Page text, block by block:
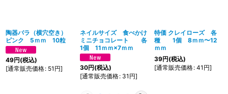
陶器バラ（横穴空き）
ピンク 5ｍｍ 10粒
49円(税込)
[通常販売価格: 51 円]
ネイルサイズ 食べかけ
ミニチョコレート 各
1個 11ｍｍ×7ｍｍ
30円(税込)
[通常販売価格: 31 円]
特価 クレイローズ 各
種 1個 8ｍｍ〜12
ｍｍ
39円(税込)
[通常販売価格: 41 円]